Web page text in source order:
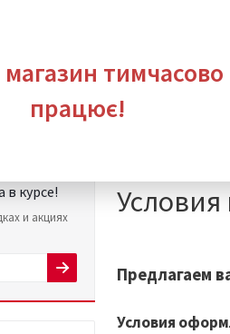
магазин
працює!
в курсе!
и акциях
Условия
Предлагаем
Условия